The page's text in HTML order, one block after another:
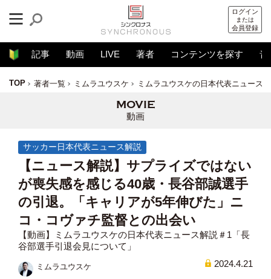
ログイン
または
会員登録
記事 動画 LIVE 著者 コンテンツを探す 音
TOP 著者一覧 ミムラユウスケ ミムラユウスケの日本代表ニュース
動画
サッカー日本代表ニュース解説
【ニュース解説】サプライズではない
が喪失感を感じる40歳・長谷部誠選手
の引退。「キャリアが5年伸びた」ニ
コ・コヴァチ監督との出会い
【動画】ミムラユウスケの日本代表ニュース解説＃1「長
谷部選手引退会見について」
ミムラユウスケ 2024.4.21